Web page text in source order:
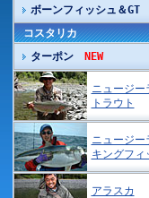
ボーンフィッシュ＆GT
コスタリカ
ターポン
NEW
ニュージー
トラウト
ニュージー
キングフィ
アラスカ